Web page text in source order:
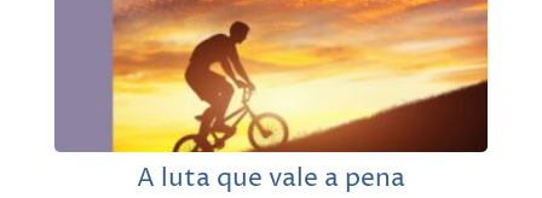
A luta que vale a pena